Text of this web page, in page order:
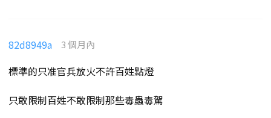
82d8949a 3 個月內
標準的只准官兵放火不許百姓點燈
只敢限制百姓不敢限制那些毒蟲毒駕